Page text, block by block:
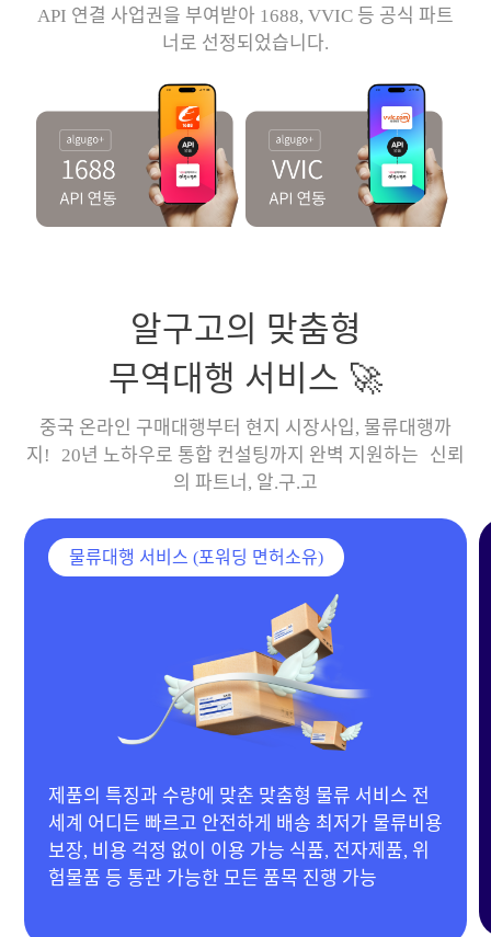
API 연결 사업권을 부여받아 1688, VVIC 등 공식 파트
너로 선정되었습니다.
알구고의 맞춤형
무역대행 서비스 🚀
중국 온라인 구매대행부터 현지 시장사입, 물류대행까
지! 20년 노하우로 통합 컨설팅까지 완벽 지원하는 신뢰
의 파트너, 알.구.고
물류대행 서비스 (포워딩 면허소유)
20년 경력 MD 보유 & 다양한 협력 공장 확보 전자
제품, 이동하우스, 기계류부터 의류, 생활용품 등 전
품목 제작 가능 합리적인 단가 제안으로 맞춤 제작
진행!